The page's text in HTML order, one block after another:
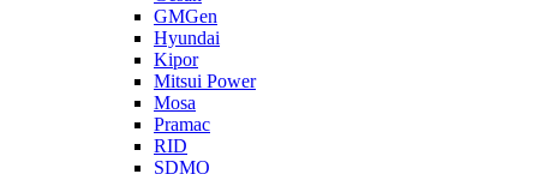
GMGen
Hyundai
Kipor
Mitsui Power
Mosa
Pramac
RID
SDMO